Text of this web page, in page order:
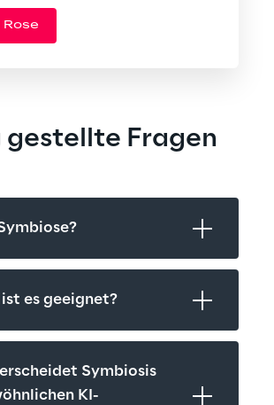
Rose
gestellte Fragen
ist es geeignet?
Symbiosis
KI-